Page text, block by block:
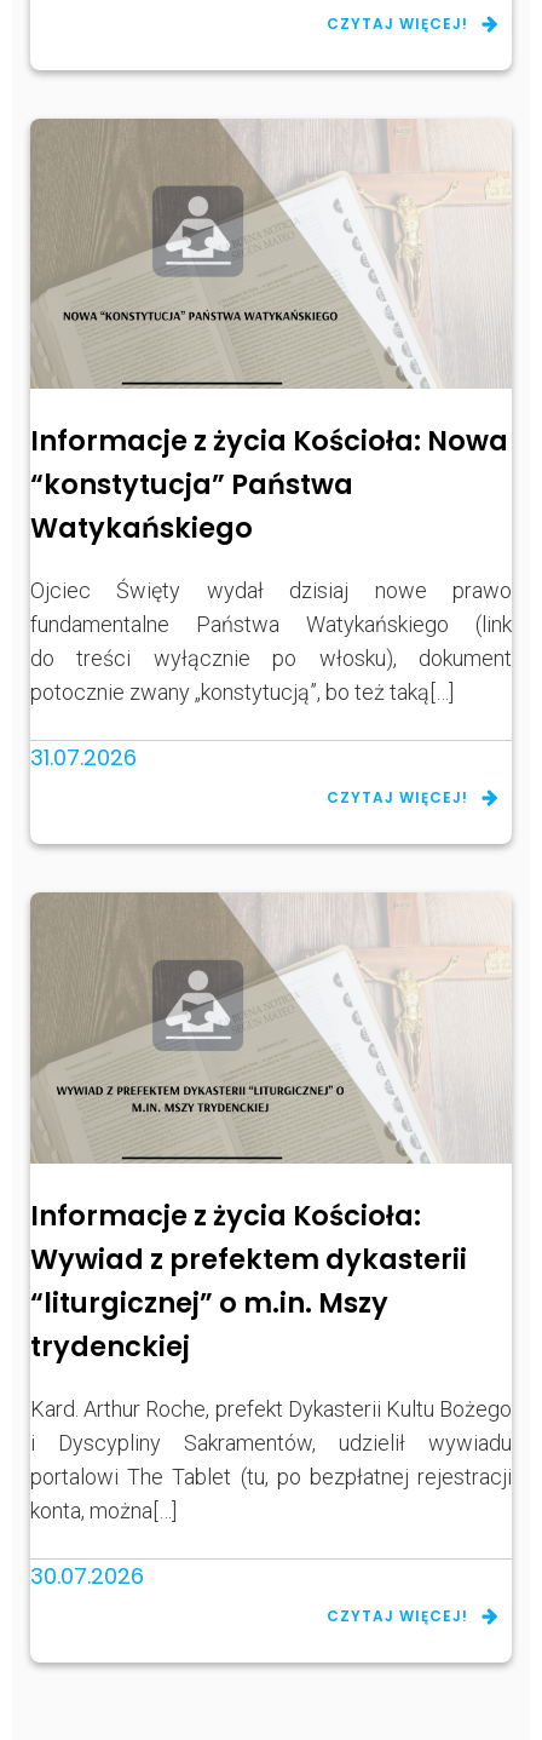
CZYTAJ WIĘCEJ!
Informacje z życia Kościoła: Nowa
“konstytucja” Państwa
Watykańskiego
Ojciec Święty wydał dzisiaj nowe prawo
fundamentalne Państwa Watykańskiego (link
do treści wyłącznie po włosku), dokument
potocznie zwany „konstytucją”, bo też taką[…]
31.07.2026
CZYTAJ WIĘCEJ!
Informacje z życia Kościoła:
Wywiad z prefektem dykasterii
“liturgicznej” o m.in. Mszy
trydenckiej
Kard. Arthur Roche, prefekt Dykasterii Kultu Bożego
i Dyscypliny Sakramentów, udzielił wywiadu
portalowi The Tablet (tu, po bezpłatnej rejestracji
konta, można[…]
30.07.2026
CZYTAJ WIĘCEJ!